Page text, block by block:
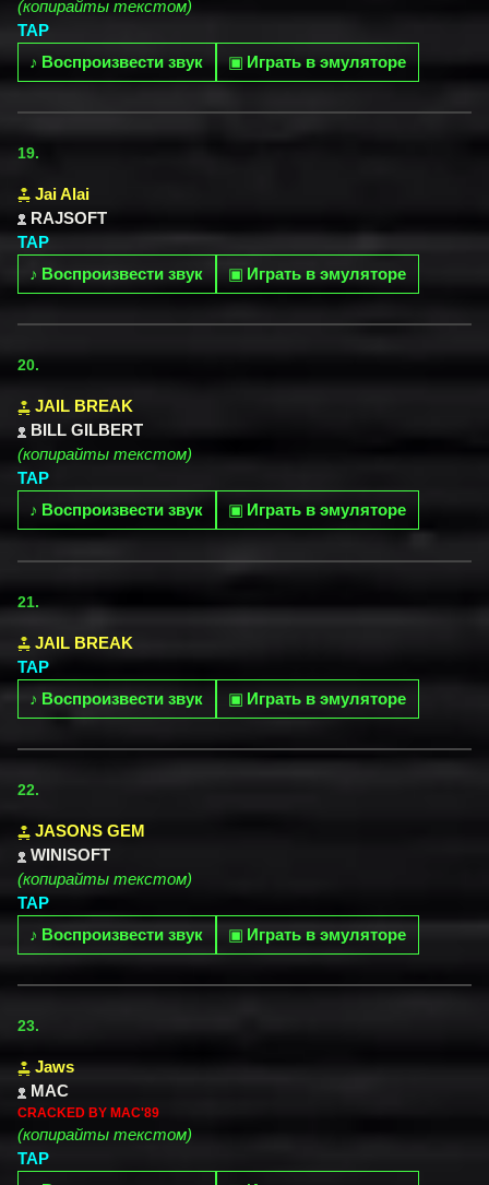
(копирайты текстом)
TAP
♪ Воспроизвести звук ▣ Играть в эмуляторе
19.
Jai Alai
RAJSOFT
TAP
♪ Воспроизвести звук ▣ Играть в эмуляторе
20.
JAIL BREAK
BILL GILBERT
(копирайты текстом)
TAP
♪ Воспроизвести звук ▣ Играть в эмуляторе
21.
JAIL BREAK
TAP
♪ Воспроизвести звук ▣ Играть в эмуляторе
22.
JASONS GEM
WINISOFT
(копирайты текстом)
TAP
♪ Воспроизвести звук ▣ Играть в эмуляторе
23.
Jaws
MAC
CRACKED BY MAC'89
(копирайты текстом)
TAP